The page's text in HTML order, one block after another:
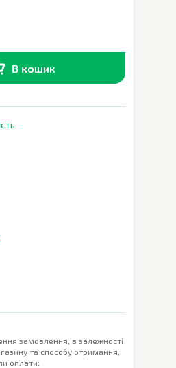
В кошик
замовлення, в залежності
та способу отримання,
оплати: